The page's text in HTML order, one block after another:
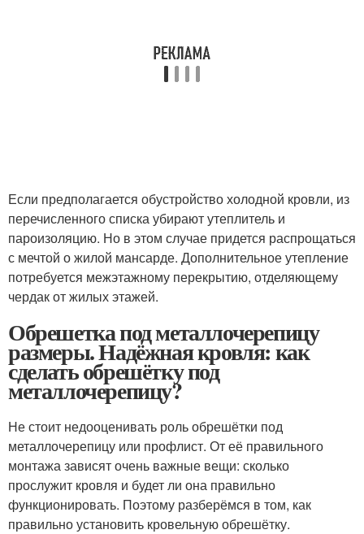
Если предполагается обустройство холодной кровли, из
перечисленного списка убирают утеплитель и
пароизоляцию. Но в этом случае придется распрощаться
с мечтой о жилой мансарде. Дополнительное утепление
потребуется межэтажному перекрытию, отделяющему
чердак от жилых этажей.
Обрешетка под металлочерепицу
размеры. Надёжная кровля: как
сделать обрешётку под
металлочерепицу?
Не стоит недооценивать роль обрешётки под
металлочерепицу или профлист. От её правильного
монтажа зависят очень важные вещи: сколько
прослужит кровля и будет ли она правильно
функционировать. Поэтому разберёмся в том, как
правильно установить кровельную обрешётку.